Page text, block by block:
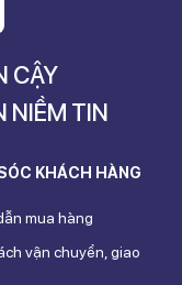
CẬY
NIỀM TIN
KHÁCH HÀNG
mua hàng
vận chuyển, giao